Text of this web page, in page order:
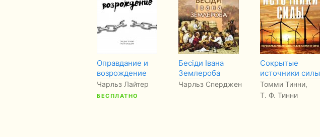
Оправдание и
возрождение
Чарльз Лайтер
БЕСПЛАТНО
Бесіди Івана
Землероба
Чарльз Сперджен
Сокрытые
источники силы
Томми Тинни,
Т. Ф. Тинни